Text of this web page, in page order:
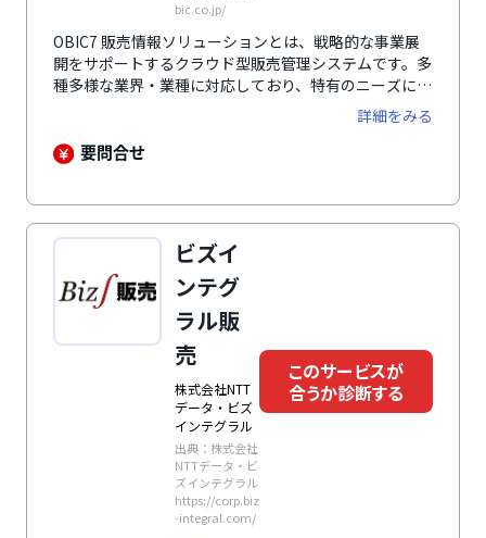
bic.co.jp/
OBIC7 販売情報ソリューションとは、戦略的な事業展
開をサポートするクラウド型販売管理システムです。多
種多様な業界・業種に対応しており、特有のニーズにも
柔軟に対応できます。業務の標準化を進めながら効率を
高め、全体を最適化することで「働き方改革」にもつな
がります。各業界に精通したスタッフで構成されたプロ
詳細をみる
要問合せ
ビズイ
ンテグ
ラル販
売
株式会社NTT
データ・ビズ
インテグラル
出典：株式会社
NTTデータ・ビ
ズインテグラル
https://corp.biz
-integral.com/
このサービスが
合うか診断する